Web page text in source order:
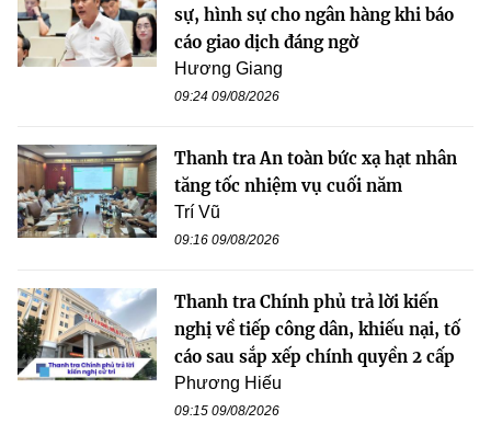
sự, hình sự cho ngân hàng khi báo
cáo giao dịch đáng ngờ
Hương Giang
09:24 09/08/2026
Thanh tra An toàn bức xạ hạt nhân
tăng tốc nhiệm vụ cuối năm
Trí Vũ
09:16 09/08/2026
Thanh tra Chính phủ trả lời kiến
nghị về tiếp công dân, khiếu nại, tố
cáo sau sắp xếp chính quyền 2 cấp
Phương Hiếu
09:15 09/08/2026